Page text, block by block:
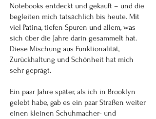
Notebooks entdeckt und gekauft – und die
begleiten mich tatsächlich bis heute. Mit
viel Patina, tiefen Spuren und allem, was
sich über die Jahre darin gesammelt hat.
Diese Mischung aus Funktionalität,
Zurückhaltung und Schönheit hat mich
sehr geprägt.
Ein paar Jahre später, als ich in Brooklyn
gelebt habe, gab es ein paar Straßen weiter
einen kleinen Schuhmacher- und